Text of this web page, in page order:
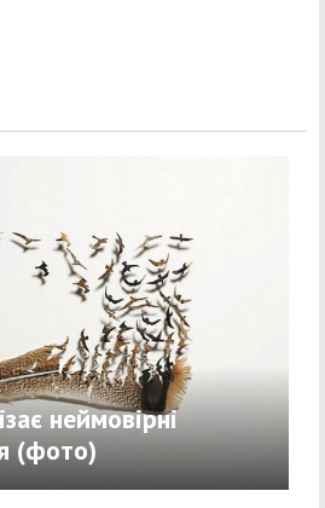
неймовірні
(фото)